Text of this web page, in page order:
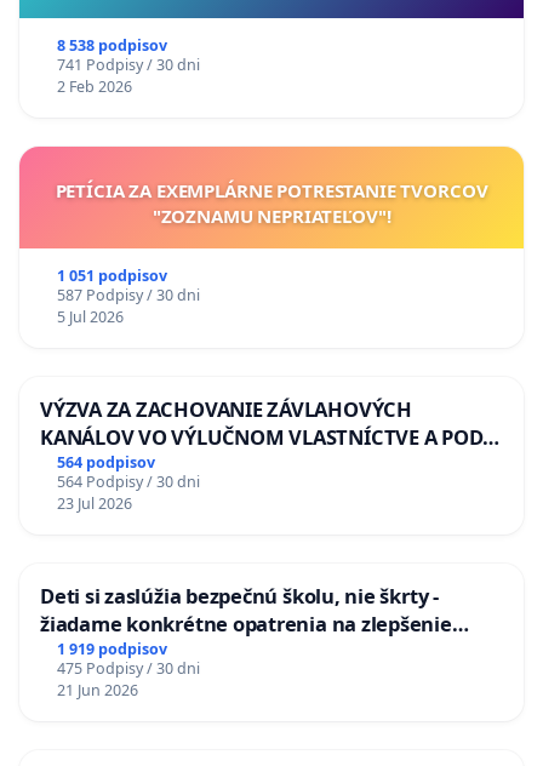
8 538 podpisov
741 Podpisy / 30 dni
2 Feb 2026
PETÍCIA ZA EXEMPLÁRNE POTRESTANIE TVORCOV
"ZOZNAMU NEPRIATEĽOV"!
1 051 podpisov
587 Podpisy / 30 dni
5 Jul 2026
VÝZVA ZA ZACHOVANIE ZÁVLAHOVÝCH
KANÁLOV VO VÝLUČNOM VLASTNÍCTVE A POD
KONTROLOU SLOVENSKEJ REPUBLIKY & žiadosť
na riešenie zanedbaného stavu závlahových a
odvodňovacích kanálov na Slovensku
564 podpisov
564 Podpisy / 30 dni
23 Jul 2026
Deti si zaslúžia bezpečnú školu, nie škrty -
žiadame konkrétne opatrenia na zlepšenie
situácie v školstve
1 919 podpisov
475 Podpisy / 30 dni
21 Jun 2026